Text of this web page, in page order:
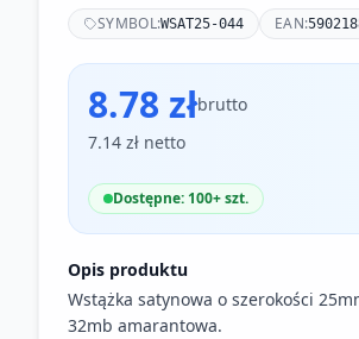
SYMBOL:WSAT25-044 EAN:
8.78 złbrutto
7.14 zł netto
Dostępne: 100+ szt.
Opis produktu
Wstążka satynowa o szerokości
32mb amarantowa.